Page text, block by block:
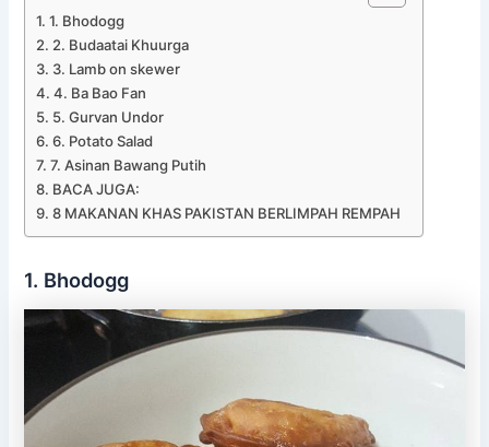
1. Bhodogg
2. Budaatai Khuurga
3. Lamb on skewer
4. Ba Bao Fan
5. Gurvan Undor
6. Potato Salad
7. Asinan Bawang Putih
BACA JUGA:
8 MAKANAN KHAS PAKISTAN BERLIMPAH REMPAH
1. Bhodogg